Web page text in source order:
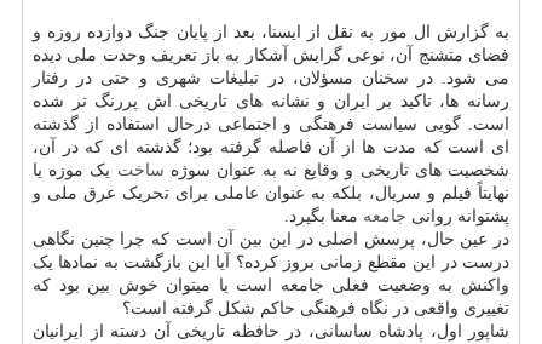
به گزارش ال مور به نقل از ایسنا، بعد از پایان جنگ دوازده روزه و
فضای متشنج آن، نوعی گرایش آشکار به باز تعریف وحدت ملی دیده
می شود. در سخنان مسؤلان، در تبلیغات شهری و حتی در رفتار
رسانه ها، تاکید بر ایران و نشانه های تاریخی اش پررنگ تر شده
است. گویی سیاست فرهنگی و اجتماعی درحال استفاده از گذشته
ای است که مدت ها از آن فاصله گرفته بود؛ گذشته ای که در آن،
شخصیت های تاریخی و وقایع نه به عنوان سوژه ساخت یک موزه یا
نهایتاً فیلم و سریال، بلکه به عنوان عاملی برای تحریک عرق ملی و
پشتوانه روانی جامعه معنا بگیرد.
در عین حال، پرسش اصلی در این بین آن است که چرا چنین نگاهی
درست در این مقطع زمانی بروز کرده؟ آیا این بازگشت به نمادها یک
واکنش به وضعیت فعلی جامعه است یا میتوان خوش بین بود که
تغییری واقعی در نگاه فرهنگی حاکم شکل گرفته است؟
شاپور اول، پادشاه ساسانی، در حافظه تاریخی آن دسته از ایرانیان